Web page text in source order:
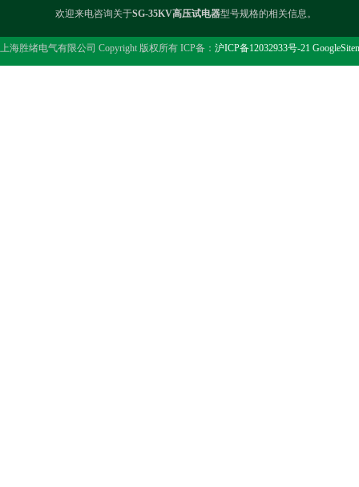
欢迎来电咨询关于SG-35KV高压试电器型号规格的相关信息。
上海胜绪电气有限公司 Copyright 版权所有 ICP备： 沪ICP备12032933号-21